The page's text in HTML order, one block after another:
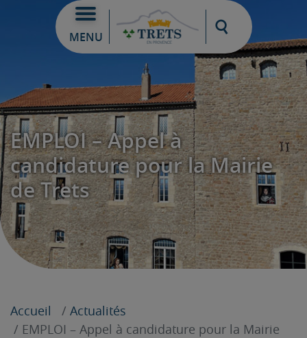
MENU
Moteur de
EMPLOI – Appel à
candidature pour la Mairie
de Trets
Accueil
Actualités
EMPLOI – Appel à candidature pour la Mairie